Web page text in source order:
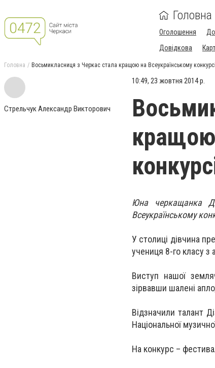
Головна
Оголошення
Довідкова
Головна Восьмикласниця з Черкас стала кращою на Всеукраїнському
Стрельчук Александр Викторович
10:49, 23 жовтня 2014 р.
кращою
Юна черкащанка
Всеукраїнському
У столиці дівчина
учениця 8-го класу з
Виступ нашої
зірвавши шалені
Відзначили талант
Національної
На конкурс –